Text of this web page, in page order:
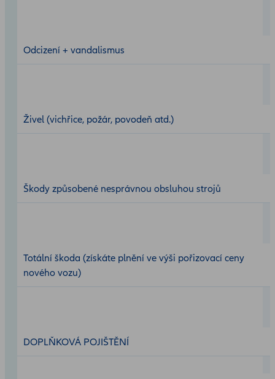
Odcizení + vandalismus
Živel (vichřice, požár, povodeň atd.)
Škody způsobené nesprávnou obsluhou strojů
Totální škoda (získáte plnění ve výši pořizovací ceny
nového vozu)
DOPLŇKOVÁ POJIŠTĚNÍ